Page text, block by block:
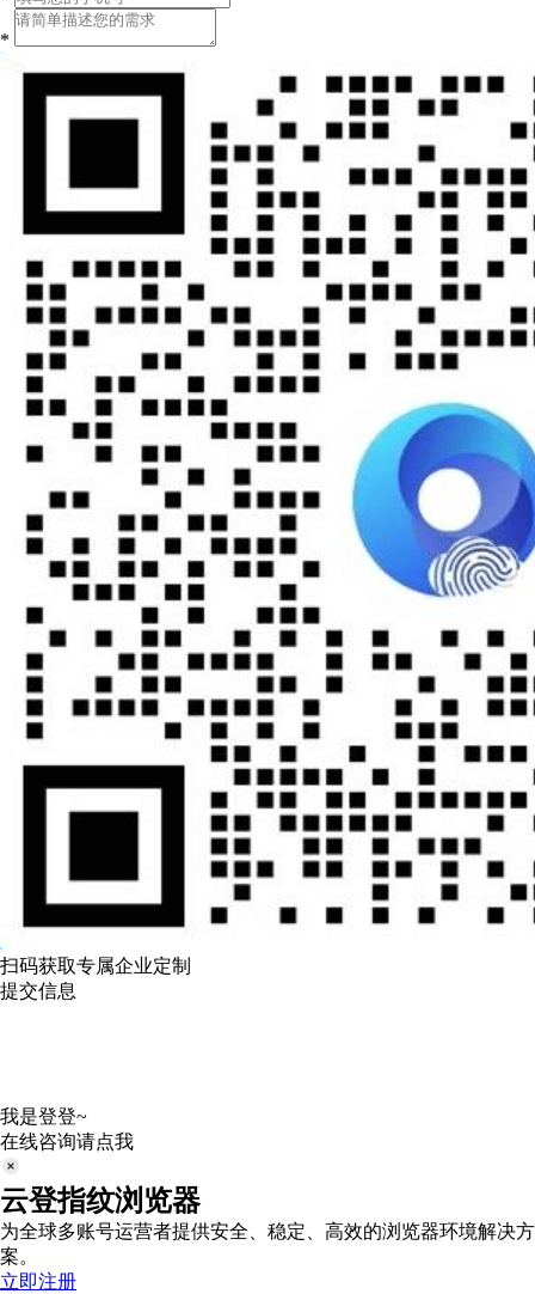
*
扫码获取专属企业定制
提交信息
我是登登~
在线咨询请点我
云登指纹浏览器
为全球多账号运营者提供安全、稳定、高效的浏览器环境解决方
案。
立即注册